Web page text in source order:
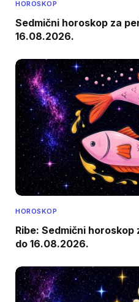
HOROSKOP
Sedmični horoskop za
16.08.2026.
HOROSKOP
Ribe: Sedmični
do 16.08.2026.